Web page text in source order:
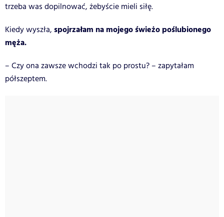
trzeba was dopilnować, żebyście mieli siłę.
Kiedy wyszła, spojrzałam na mojego świeżo poślubionego
męża.
– Czy ona zawsze wchodzi tak po prostu? – zapytałam
półszeptem.